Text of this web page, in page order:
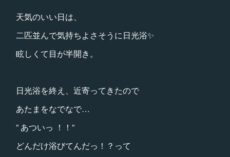
天気のいい日は、
二匹並んで気持ちよさそうに日光浴✨
眩しくて目が半開き。
日光浴を終え、近寄ってきたので
あたまをなでなで…
” あついっ ！！”
どんだけ浴びてんだっ！？って